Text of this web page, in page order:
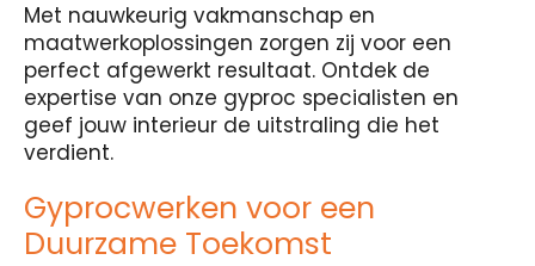
Met nauwkeurig vakmanschap en
maatwerkoplossingen zorgen zij voor een
perfect afgewerkt resultaat. Ontdek de
expertise van onze gyproc specialisten en
geef jouw interieur de uitstraling die het
verdient.
Gyprocwerken voor een
Duurzame Toekomst